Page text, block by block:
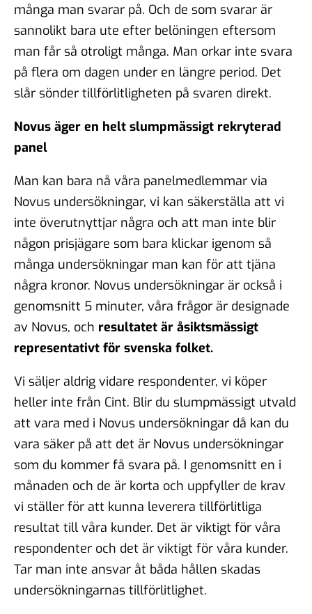
många man svarar på. Och de som svarar är
sannolikt bara ute efter belöningen eftersom
man får så otroligt många. Man orkar inte svara
på flera om dagen under en längre period. Det
slår sönder tillförlitligheten på svaren direkt.
Novus äger en helt slumpmässigt rekryterad
panel
Man kan bara nå våra panelmedlemmar via
Novus undersökningar, vi kan säkerställa att vi
inte överutnyttjar några och att man inte blir
någon prisjägare som bara klickar igenom så
många undersökningar man kan för att tjäna
några kronor. Novus undersökningar är också i
genomsnitt 5 minuter, våra frågor är designade
av Novus, och resultatet är åsiktsmässigt
representativt för svenska folket.
Vi säljer aldrig vidare respondenter, vi köper
heller inte från Cint. Blir du slumpmässigt utvald
att vara med i Novus undersökningar då kan du
vara säker på att det är Novus undersökningar
som du kommer få svara på. I genomsnitt en i
månaden och de är korta och uppfyller de krav
vi ställer för att kunna leverera tillförlitliga
resultat till våra kunder. Det är viktigt för våra
respondenter och det är viktigt för våra kunder.
Tar man inte ansvar åt båda hållen skadas
undersökningarnas tillförlitlighet.